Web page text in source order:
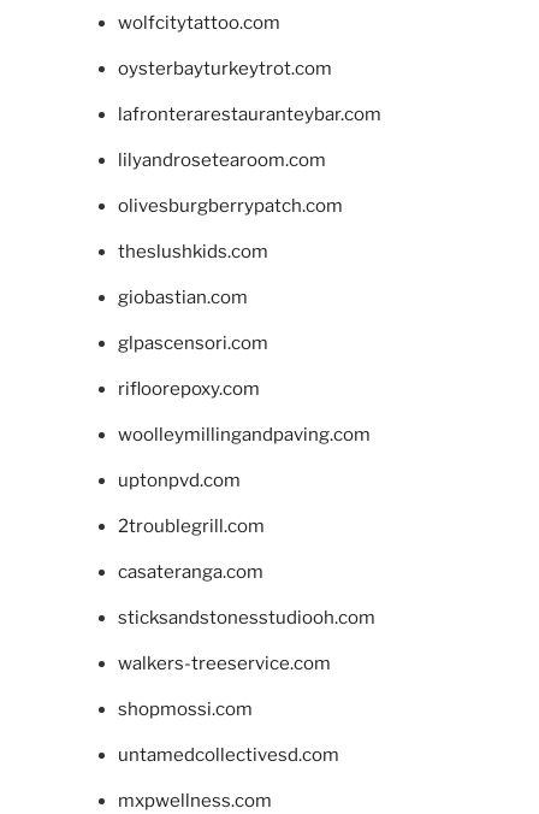
wolfcitytattoo.com
oysterbayturkeytrot.com
lafronterarestauranteybar.com
lilyandrosetearoom.com
olivesburgberrypatch.com
theslushkids.com
giobastian.com
glpascensori.com
rifloorepoxy.com
woolleymillingandpaving.com
uptonpvd.com
2troublegrill.com
casateranga.com
sticksandstonesstudiooh.com
walkers-treeservice.com
shopmossi.com
untamedcollectivesd.com
mxpwellness.com